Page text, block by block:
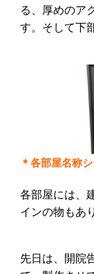
る、厚めのア
す。そして下
＊各部屋名称
各部屋には、
インの物もあ
先日は、開院